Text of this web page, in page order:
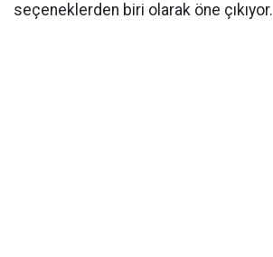
seçeneklerden biri olarak öne çıkıyor.